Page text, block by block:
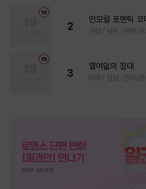
2
언모럴 로맨틱 코
가감 / 쌔우, (원작)곽
3
열여덟의 침대
자태 / 청담, (원작)문